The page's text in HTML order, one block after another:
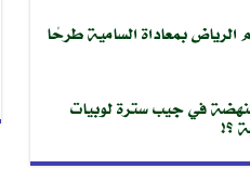
الرياض بمعاداة السامية طرحًا
في جيب سترة لوبيات
؟!